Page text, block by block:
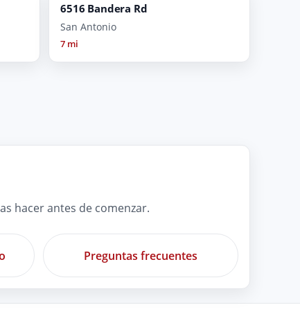
6516 Bandera Rd
San Antonio
7 mi
hacer antes de comenzar.
Preguntas frecuentes